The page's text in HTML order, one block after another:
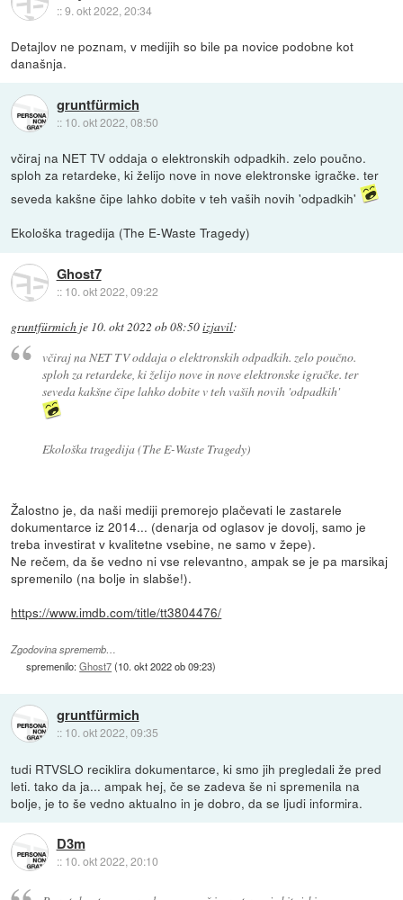
::9. okt 2022, 20:34
Detajlov ne poznam, v medijih so bile pa novice podobne kot
današnja.
gruntfürmich
:: 10. okt 2022, 08:50
včiraj na NET TV oddaja o elektronskih odpadkih. zelo poučno.
sploh za retardeke, ki želijo nove in nove elektronske igračke. ter
seveda kakšne čipe lahko dobite v teh vaših novih 'odpadkih'
Ekološka tragedija (The E-Waste Tragedy)
Ghost7
:: 10. okt 2022, 09:22
gruntfürmich je 10. okt 2022 ob 08:50izjavil:
včiraj na NET TV oddaja o elektronskih odpadkih. zelo poučno.
sploh za retardeke, ki želijo nove in nove elektronske igračke. ter
seveda kakšne čipe lahko dobite v teh vaših novih 'odpadkih'
Ekološka tragedija (The E-Waste Tragedy)
Žalostno je, da naši mediji premorejo plačevati le zastarele
dokumentarce iz 2014... (denarja od oglasov je dovolj, samo je
treba investirat v kvalitetne vsebine, ne samo v žepe).
Ne rečem, da še vedno ni vse relevantno, ampak se je pa marsikaj
spremenilo (na bolje in slabše!).
https://www.imdb.com/title/tt3804476/
Zgodovina sprememb…
spremenilo:Ghost7(10. okt 2022 ob 09:23)
gruntfürmich
:: 10. okt 2022, 09:35
tudi RTVSLO reciklira dokumentarce, ki smo jih pregledali že pred
leti. tako da ja... ampak hej, če se zadeva še ni spremenila na
bolje, je to še vedno aktualno in je dobro, da se ljudi informira.
D3m
:: 10. okt 2022, 20:10